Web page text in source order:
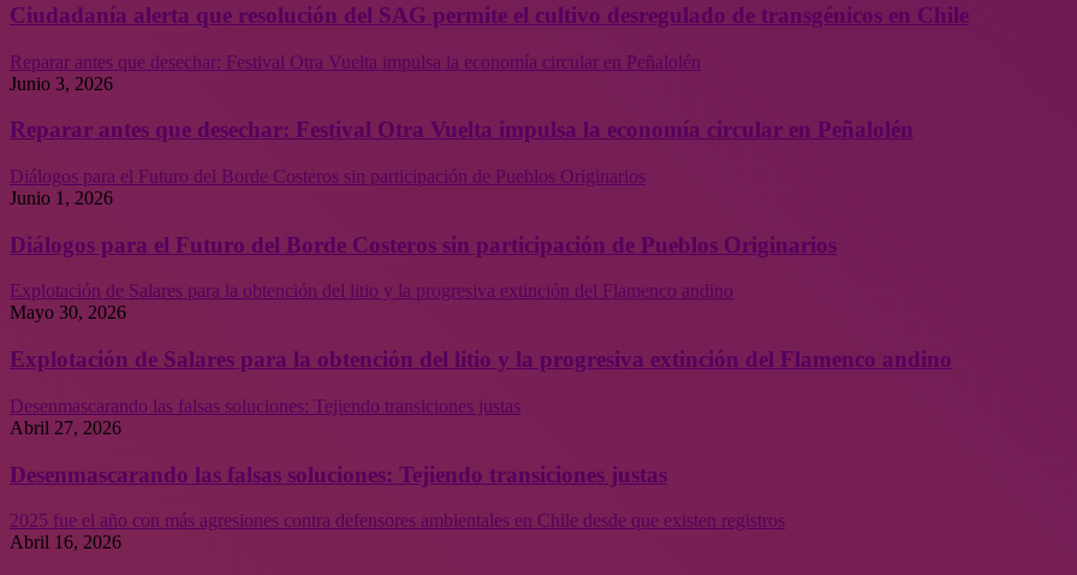
Ciudadanía alerta que resolución del SAG permite el cultivo desregulado de transgénicos en Chile
Reparar antes que desechar: Festival Otra Vuelta impulsa la economía circular en Peñalolén
Junio 3, 2026
Reparar antes que desechar: Festival Otra Vuelta impulsa la economía circular en Peñalolén
Diálogos para el Futuro del Borde Costeros sin participación de Pueblos Originarios
Junio 1, 2026
Diálogos para el Futuro del Borde Costeros sin participación de Pueblos Originarios
Explotación de Salares para la obtención del litio y la progresiva extinción del Flamenco andino
Mayo 30, 2026
Explotación de Salares para la obtención del litio y la progresiva extinción del Flamenco andino
Desenmascarando las falsas soluciones: Tejiendo transiciones justas
Abril 27, 2026
Desenmascarando las falsas soluciones: Tejiendo transiciones justas
2025 fue el año con más agresiones contra defensores ambientales en Chile desde que existen registros
Abril 16, 2026